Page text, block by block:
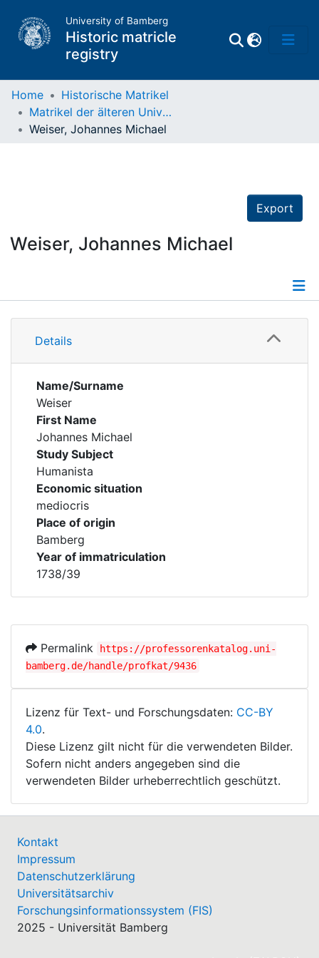
University of Bamberg
Historic matricle
registry
Matrikel
Home
Historische Matrikel
Matrikel der älteren Universität
Weiser, Johannes Michael
Export
Weiser, Johannes Michael
Details
Details
Name/Surname
Weiser
First Name
Johannes Michael
Study Subject
Humanista
Economic situation
mediocris
Place of origin
Bamberg
Year of immatriculation
1738/39
Permalink
https://professorenkatalog.uni-
bamberg.de/handle/profkat/9436
Lizenz für Text- und Forschungsdaten: CC-BY
4.0.
Diese Lizenz gilt nicht für die verwendeten Bilder.
Sofern nicht anders angegeben sind die
verwendeten Bilder urheberrechtlich geschützt.
Kontakt
Impressum
Datenschutzerklärung
Universitätsarchiv
Forschungsinformationssystem (FIS)
2025 - Universität Bamberg